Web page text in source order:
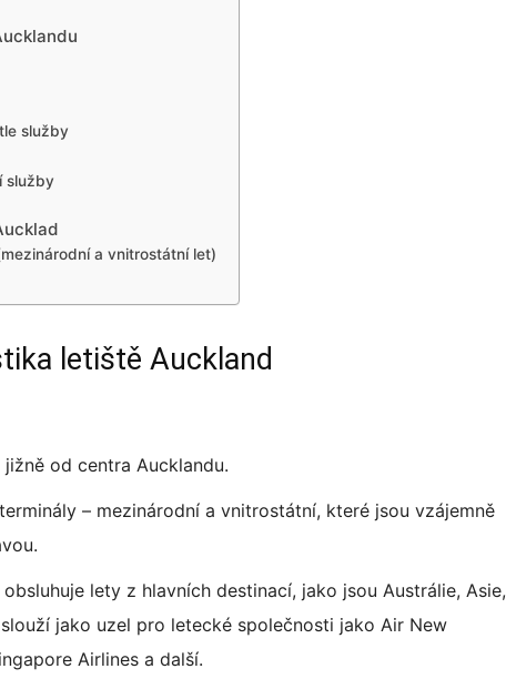
služby
služby
a vnitrostátní let)
letiště Auckland
od centra Aucklandu.
– mezinárodní a vnitrostátní, které jsou vzájemně
lety z hlavních destinací, jako jsou Austrálie, Asie,
jako uzel pro letecké společnosti jako Air New
Airlines a další.